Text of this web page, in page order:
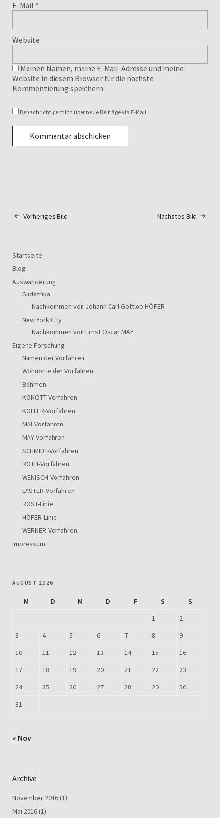
E-Mail *
Website
Meinen Namen, meine E-Mail-Adresse und meine
Website in diesem Browser für die nächste
Kommentierung speichern.
Benachrichtige mich über neue Beiträge via E-Mail.
Nächstes Bild
Vorheriges Bild
Startseite
Blog
Auswanderung
Südafrika
Nachkommen von Johann Carl Gottlob HÖFER
New York City
Nachkommen von Ernst Oscar MAY
Eigene Forschung
Namen der Vorfahren
Wohnorte der Vorfahren
Böhmen
KOKOTT-Vorfahren
KÖLLER-Vorfahren
MAI-Vorfahren
MAY-Vorfahren
SCHMIDT-Vorfahren
ROTH-Vorfahren
WENISCH-Vorfahren
LÄSTER-Vorfahren
ROST-Linie
HÖFER-Linie
WERNER-Vorfahren
Impressum
AUGUST 2026
M D M D F S
S
1
2
3
4 5 6 7 8
9
10
11 12 13 14 15
16
17
18 19 20 21 22
23
24
25 26 27 28 29
30
31
« Nov
Archive
November 2016 (1)
Mai 2016 (1)